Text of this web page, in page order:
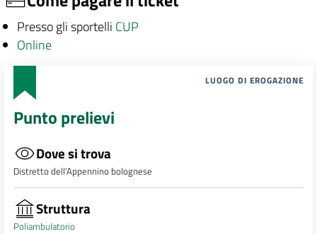
Presso gli sportelli CUP
Online
LUOGO DI EROGAZIONE
Punto prelievi
Dove si trova
Distretto dell’Appennino bolognese
Struttura
Poliambulatorio